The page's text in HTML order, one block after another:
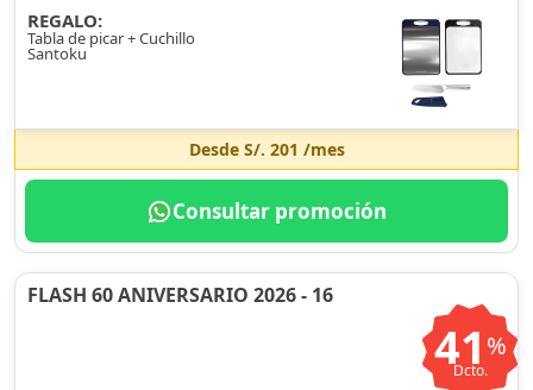
REGALO:
Tabla de picar + Cuchillo
Santoku
Desde S/. 201 /mes
Consultar promoción
FLASH 60 ANIVERSARIO 2026 - 16
41 %
Dcto.